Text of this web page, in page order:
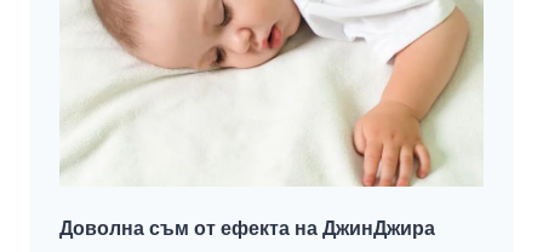
Доволна съм от ефекта на ДжинДжира